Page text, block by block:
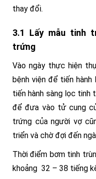
thay đổi.
3.1 Lấy mẫu tinh
trứng
Vào ngày thực hiện
bệnh viện để tiến hành
tiến hành sàng lọc tinh
để đưa vào tử cung
trứng của người vợ
triển và chờ đợi đến
Thời điểm bơm tinh
khoảng 32 – 38 tiếng